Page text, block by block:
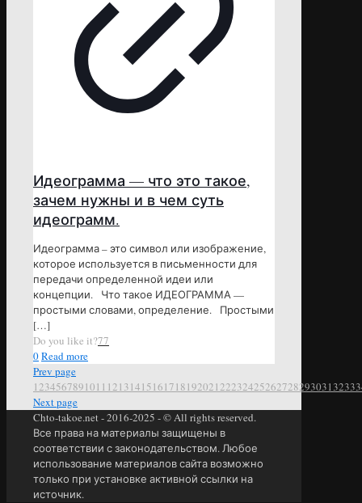
Идеограмма — что это такое,
зачем нужны и в чем суть
идеограмм.
Идеограмма – это символ или изображение,
которое используется в письменности для
передачи определенной идеи или
концепции. Что такое ИДЕОГРАММА —
простыми словами, определение. Простыми
[…]
Do you like it?77
0Read more
Prev page
1 234567891011 12131415161718192021 222324252627282930313233
Next page
Chto-takoe.net - 2016-2025 - © All rights reserved.
Все права на материалы защищены в
соответствии с законодательством. Любое
использование материалов сайта возможно
только при установке активной ссылки на
источник.